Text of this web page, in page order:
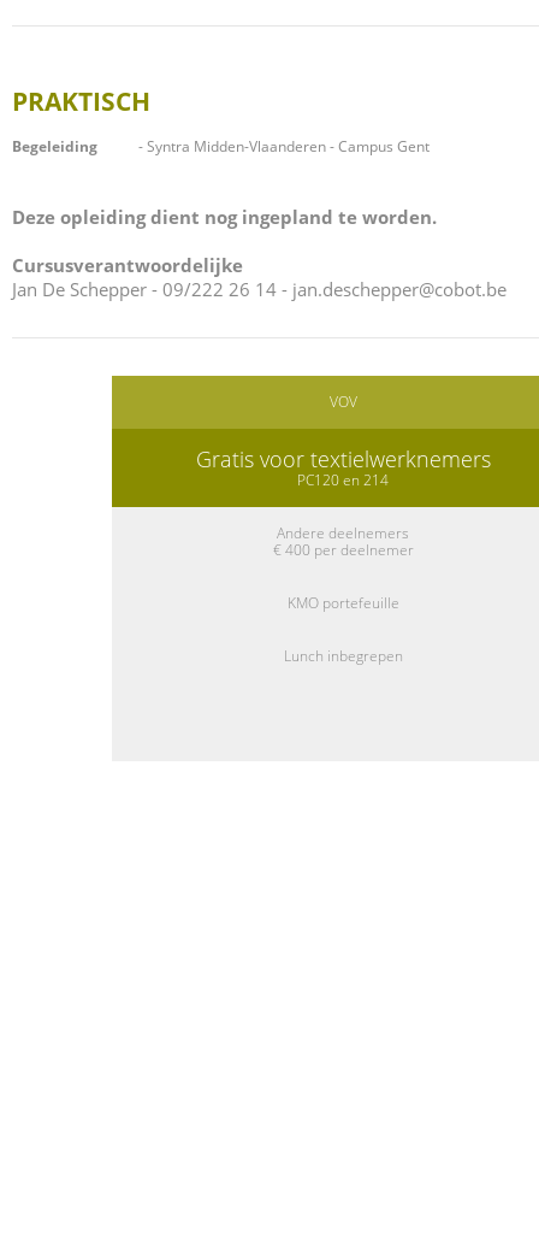
PRAKTISCH
Begeleiding - Syntra Midden-Vlaanderen - Campus Gent
Deze opleiding dient nog ingepland te worden.
Cursusverantwoordelijke
Jan De Schepper - 09/222 26 14 - jan.deschepper@cobot.be
VOV
Gratis voor textielwerknemers
PC120 en 214
Andere deelnemers
€ 400 per deelnemer
KMO portefeuille
Lunch inbegrepen